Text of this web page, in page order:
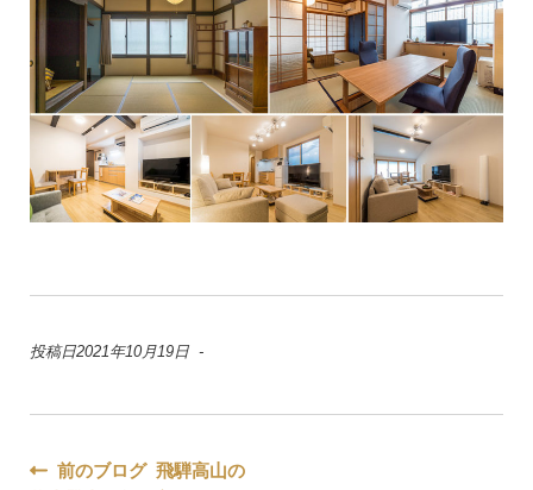
投稿日2021年10月19日 -
投前のブログ 飛騨高山の